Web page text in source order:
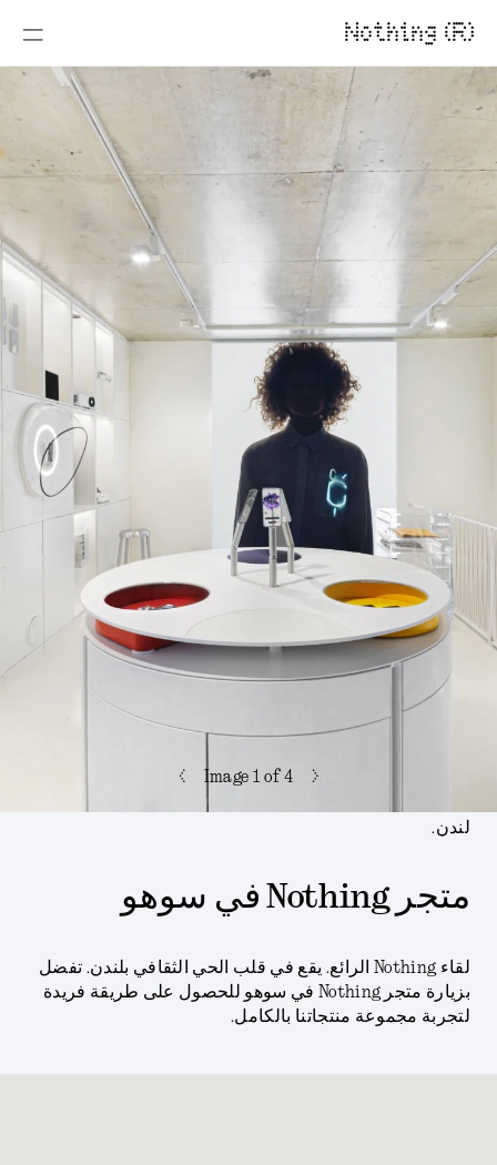
Nothing (R)
<
Image 1of 4
>
لندن.
متجر Nothing في سوهو
لقاء Nothing الرائع. يقع في قلب الحي الثقافي بلندن. تفضل
بزيارة متجر Nothing في سوهو للحصول على طريقة فريدة
لتجربة مجموعة منتجاتنا بالكامل.